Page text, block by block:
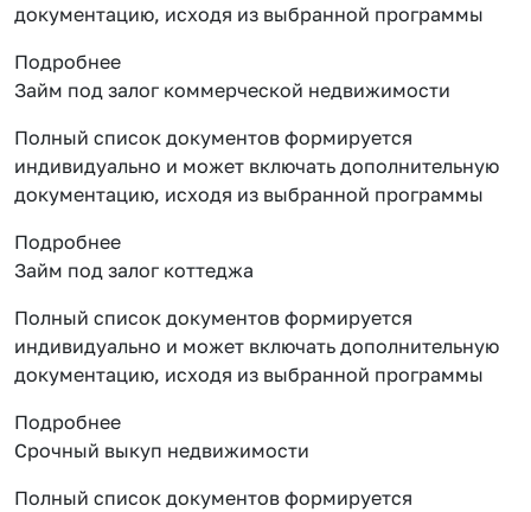
документацию, исходя из выбранной программы
Подробнее
Займ под залог коммерческой недвижимости
Полный список документов формируется
индивидуально и может включать дополнительную
документацию, исходя из выбранной программы
Подробнее
Займ под залог коттеджа
Полный список документов формируется
индивидуально и может включать дополнительную
документацию, исходя из выбранной программы
Подробнее
Срочный выкуп недвижимости
Полный список документов формируется